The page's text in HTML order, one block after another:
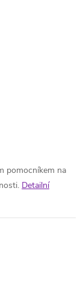
pomocníkem na
Detailní